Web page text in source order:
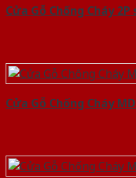
Cửa Gỗ Chống Cháy 2P
Cửa Gỗ Chống Cháy